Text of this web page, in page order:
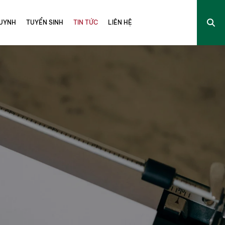
TUYỂN SINH TIN TỨC LIÊN HỆ